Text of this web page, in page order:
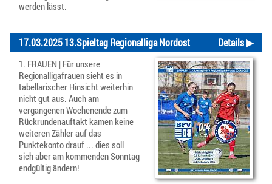
werden lässt.
Details ▶
17.03.2025 13.Spieltag Regionalliga Nordost
1. FRAUEN | Für unsere
Regionalligafrauen sieht es in
tabellarischer Hinsicht weiterhin
nicht gut aus. Auch am
vergangenen Wochenende zum
Rückrundenauftakt kamen keine
weiteren Zähler auf das
Punktekonto drauf ... dies soll
sich aber am kommenden Sonntag
endgültig ändern!